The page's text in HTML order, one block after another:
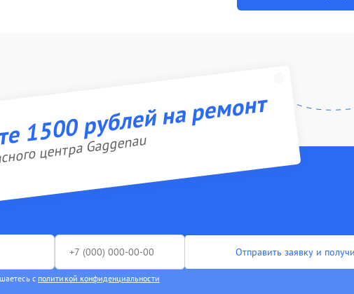
1500 рублей на ремонт
центра Gaggenau
Отправить заявку и
с политикой конфиденциальности